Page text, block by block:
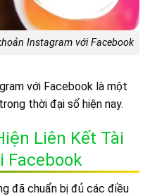
Instagram với Facebook
với Facebook là một
thời đại số hiện nay.
Liên Kết Tài
Facebook
đã chuẩn bị đủ các điều